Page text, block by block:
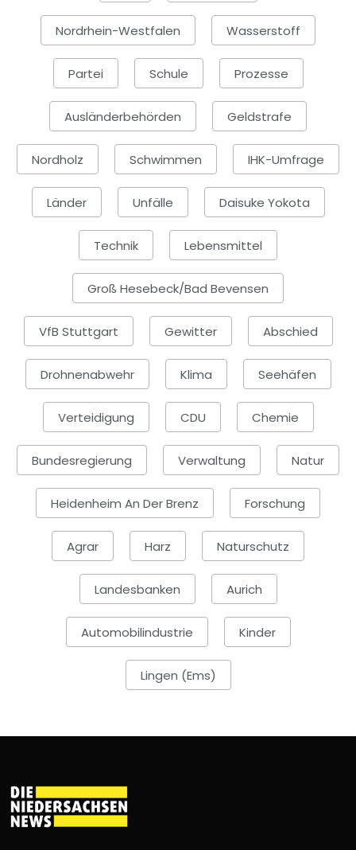
Nordrhein-Westfalen Wasserstoff
Partei Schule Prozesse
Ausländerbehörden Geldstrafe
Nordholz Schwimmen IHK-Umfrage
Länder Unfälle Daisuke Yokota
Technik Lebensmittel
Groß Hesebeck/Bad Bevensen
VfB Stuttgart Gewitter Abschied
Drohnenabwehr Klima Seehäfen
Verteidigung CDU Chemie
Bundesregierung Verwaltung Natur
Heidenheim An Der Brenz Forschung
Agrar Harz Naturschutz
Landesbanken Aurich
Automobilindustrie Kinder
Lingen (Ems)